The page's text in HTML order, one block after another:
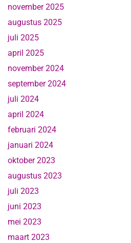
november 2025
augustus 2025
juli 2025
april 2025
november 2024
september 2024
juli 2024
april 2024
februari 2024
januari 2024
oktober 2023
augustus 2023
juli 2023
juni 2023
mei 2023
maart 2023